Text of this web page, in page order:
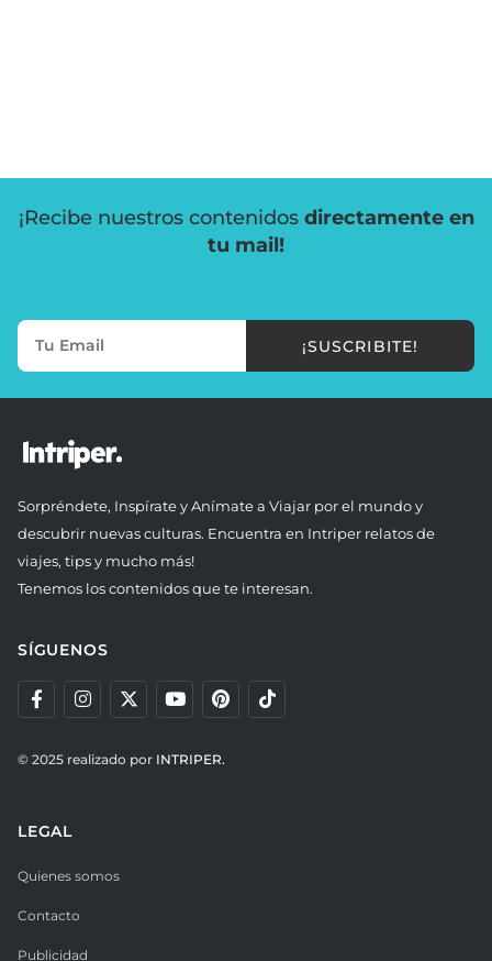
¡Recibe nuestros contenidos directamente en
tu mail!
¡SUSCRIBITE!
Sorpréndete, Inspírate y Anímate a Viajar por el mundo y
descubrir nuevas culturas. Encuentra en Intriper relatos de
viajes, tips y mucho más!
Tenemos los contenidos que te interesan.
SÍGUENOS
© 2025 realizado por INTRIPER.
LEGAL
Quienes somos
Contacto
Publicidad